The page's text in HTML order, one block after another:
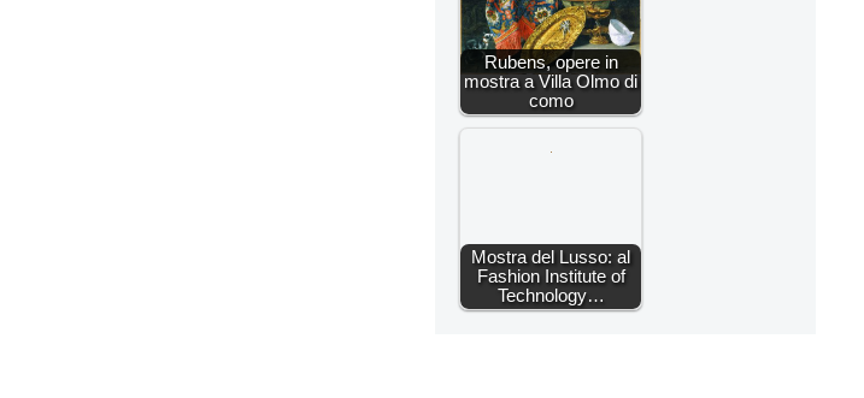
Rubens, opere in
mostra a Villa Olmo di
como
Mostra del Lusso: al
Fashion Institute of
Technology…